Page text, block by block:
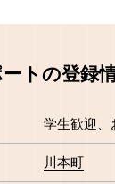
トの登録
学生歓迎、
川本町